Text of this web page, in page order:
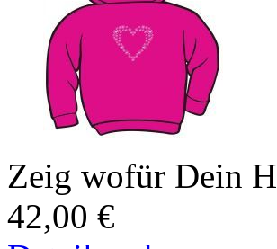
Zeig wofür Dein
42,00 €